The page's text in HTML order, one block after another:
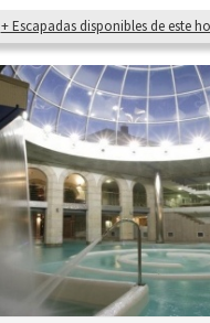
+ Escapadas disponibles de este